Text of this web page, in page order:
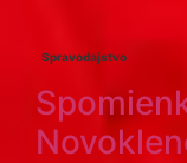
Spravodajstvo